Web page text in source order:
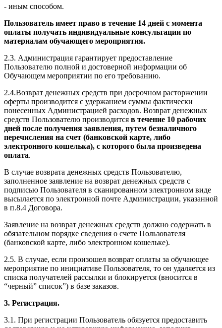
- иным способом.
Пользователь имеет право в течение 14 дней с момента
оплаты получать индивидуальные консультации по
материалам обучающего мероприятия.
2.3. Администрация гарантирует предоставление
Пользователю полной и достоверной информации об
Обучающем мероприятии по его требованию.
2.4.Возврат денежных средств при досрочном расторжении
оферты производится с удержанием суммы фактически
понесенных Администрацией расходов. Возврат денежных
средств Пользователю производится в течение 10 рабочих
дней после получения заявления, путем безналичного
перечисления на счет (банковской карте, либо
электронного кошелька), с которого была произведена
оплата.
В случае возврата денежных средств Пользователю,
заполненное заявление на возврат денежных средств с
подписью Пользователя в сканированном электронном виде
высылается по электронной почте Администрации, указанной
в п.8.4 Договора.
Заявление на возврат денежных средств должно содержать в
обязательном порядке сведения о счете Пользователя
(банковской карте, либо электронном кошельке).
2.5. В случае, если произошел возврат оплаты за обучающее
мероприятие по инициативе Пользователя, то он удаляется из
списка получателей рассылки и блокируется (вносится в
“черный” список”) в базе заказов.
3. Регистрация.
3.1. При регистрации Пользователь обязуется предоставить